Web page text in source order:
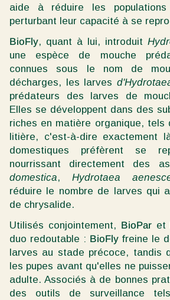
aide à réduire les
perturbant leur capacité à se
BioFly, quant à lui, introduit
une espèce de mouche
connues sous le nom de
décharges, les larves
prédateurs des larves de
Elles se développent dans des
riches en matière organique,
litière, c'est-à-dire exactement
domestiques préfèrent se
nourrissant directement des
domestica, Hydrotaea
réduire le nombre de larves qui
de chrysalide.
Utilisés conjointement, BioParet
duo redoutable : BioFlyfreine le
larves au stade précoce, tandis
les pupes avant qu'elles ne
adulte. Associés à de bonnes
des outils de surveillance